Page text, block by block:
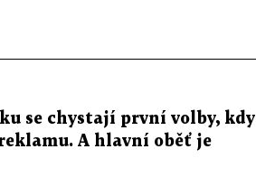
se chystají první volby, kdy
A hlavní oběť je